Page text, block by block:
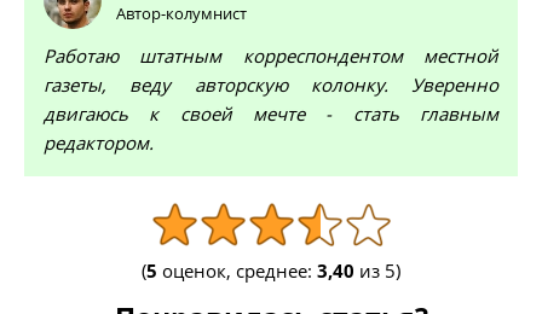
Автор-колумнист
Работаю штатным корреспондентом местной
газеты, веду авторскую колонку. Уверенно
двигаюсь к своей мечте - стать главным
редактором.
(5 оценок, среднее: 3,40 из 5)